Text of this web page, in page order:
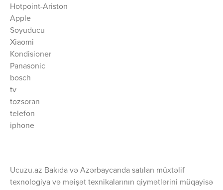
Hotpoint-Ariston
Apple
Soyuducu
Xiaomi
Kondisioner
Panasonic
bosch
tv
tozsoran
telefon
iphone
Ucuzu.az Bakıda və Azərbaycanda satılan müxtəlif
texnologiya və məişət texnikalarının qiymətlərini müqayisə